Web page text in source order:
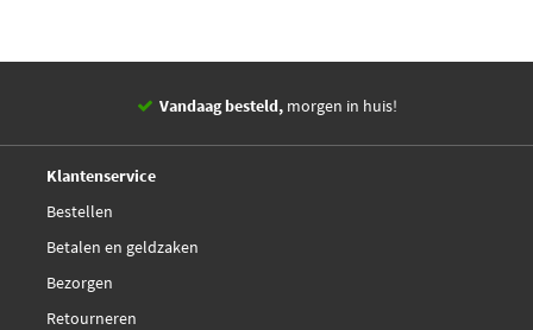
Vandaag besteld, morgen in huis!
Klantenservice
Bestellen
Betalen en geldzaken
Bezorgen
Retourneren